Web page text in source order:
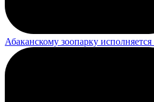
Абаканскому зоопарку исполняется